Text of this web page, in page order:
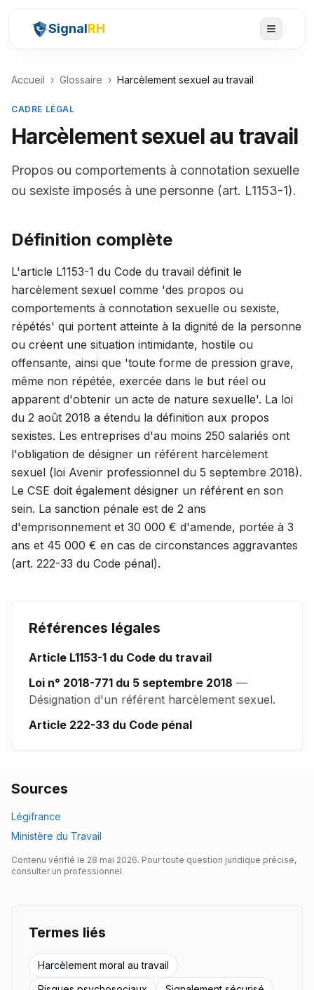
SignalRH
Accueil › Glossaire › Harcèlement sexuel au travail
CADRE LÉGAL
Harcèlement sexuel au travail
Propos ou comportements à connotation sexuelle
ou sexiste imposés à une personne (art. L1153-1).
Définition complète
L'article L1153-1 du Code du travail définit le
harcèlement sexuel comme 'des propos ou
comportements à connotation sexuelle ou sexiste,
répétés' qui portent atteinte à la dignité de la personne
ou créent une situation intimidante, hostile ou
offensante, ainsi que 'toute forme de pression grave,
même non répétée, exercée dans le but réel ou
apparent d'obtenir un acte de nature sexuelle'. La loi
du 2 août 2018 a étendu la définition aux propos
sexistes. Les entreprises d'au moins 250 salariés ont
l'obligation de désigner un référent harcèlement
sexuel (loi Avenir professionnel du 5 septembre 2018).
Le CSE doit également désigner un référent en son
sein. La sanction pénale est de 2 ans
d'emprisonnement et 30 000 € d'amende, portée à 3
ans et 45 000 € en cas de circonstances aggravantes
(art. 222-33 du Code pénal).
Références légales
Article L1153-1 du Code du travail
Loi n° 2018-771 du 5 septembre 2018 —
Désignation d'un référent harcèlement sexuel.
Article 222-33 du Code pénal
Sources
Légifrance
Ministère du Travail
Contenu vérifié le 28 mai 2026. Pour toute question juridique précise,
consulter un professionnel.
Termes liés
Harcèlement moral au travail